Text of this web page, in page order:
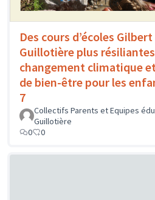
Des cours d’écoles Gilbert
Guillotière plus
changement climatique
de bien-être pour les
7
Collectifs Parents et Equipes
Guillotière
0
0